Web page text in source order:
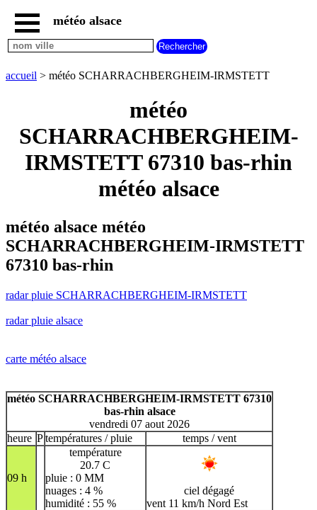
accueil
radar
SCHARRACHBERGHEIM-
alsace
radar
pluie
france
météo
villes
villages
par
Q R
météo alsace
accueil > météo SCHARRACHBERGHEIM-IRMSTETT
météo
SCHARRACHBERGHEIM-
IRMSTETT 67310 bas-rhin
météo alsace
météo alsace météo
SCHARRACHBERGHEIM-IRMSTETT
67310 bas-rhin
radar pluie SCHARRACHBERGHEIM-IRMSTETT
radar pluie alsace
carte météo alsace
météo SCHARRACHBERGHEIM-IRMSTETT 67310
bas-rhin alsace
vendredi 07 aout 2026
heure Ptempératures / pluie temps / vent
09 h
température
20.7 C
pluie : 0 MM
nuages : 4 %
humidité : 55 %
ciel dégagé
vent 11 km/h Nord Est